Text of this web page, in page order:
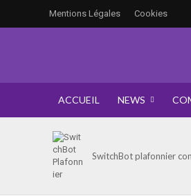
Mentions Légales Cookies
ACCUEIL NEWS
SwitchBot plafonnier